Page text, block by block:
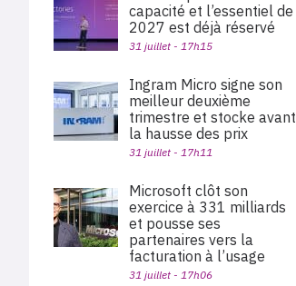
capacité et l’essentiel de
2027 est déjà réservé
31 juillet - 17h15
Ingram Micro signe son
meilleur deuxième
trimestre et stocke avant
la hausse des prix
31 juillet - 17h11
Microsoft clôt son
exercice à 331 milliards
et pousse ses
partenaires vers la
facturation à l’usage
31 juillet - 17h06